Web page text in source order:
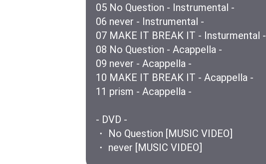
05 No Question - Instrumental -
06 never - Instrumental -
07 MAKE IT BREAK IT - Insturmental -
08 No Question - Acappella -
09 never - Acappella -
10 MAKE IT BREAK IT - Acappella -
11 prism - Acappella -
- DVD -
・ No Question [MUSIC VIDEO]
・ never [MUSIC VIDEO]